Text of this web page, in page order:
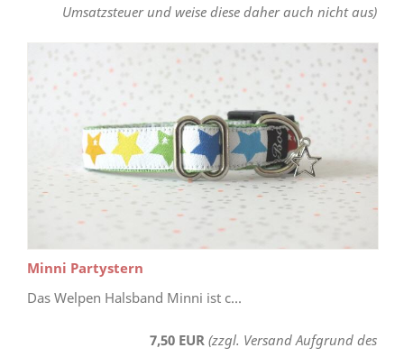
Umsatzsteuer und weise diese daher auch nicht aus)
Minni Partystern
Das Welpen Halsband Minni ist c...
7,50 EUR (zzgl. Versand Aufgrund des